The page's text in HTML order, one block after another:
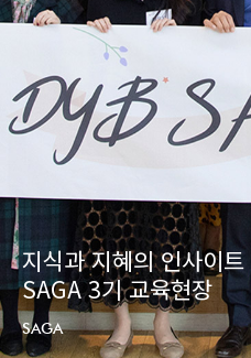
우리 사회 최고의 석학
디지로그 시대의 교육
SPECIAL COLUMN